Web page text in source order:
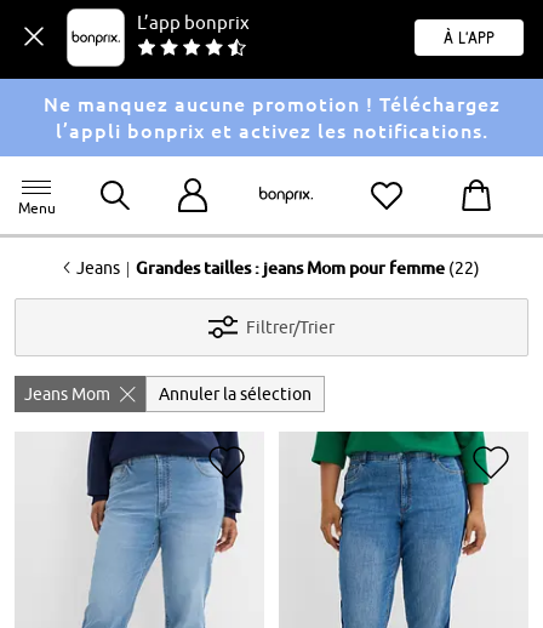
L’app bonprix
À l'app
Ne manquez aucune promotion ! Téléchargez
l’appli bonprix et activez les notifications.
Menu
<Jeans | Grandes tailles : jeans Mom pour femme (22)
Filtrer/Trier
Jeans Mom Annuler la sélection